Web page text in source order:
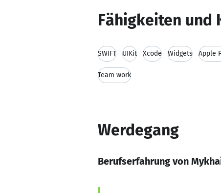
Fähigkeiten und
SWIFT UIKit Xcode Widgets Apple
Team work
Werdegang
Berufserfahrung von